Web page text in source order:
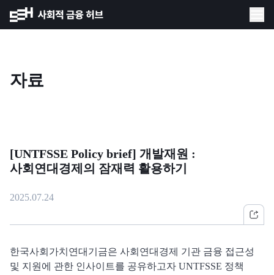
자료
[UNTFSSE Policy brief] 개발재원 :
사회연대경제의 잠재력 활용하기
2025.07.24
한국사회가치연대기금은 사회연대경제 기관 금융 접근성
및 지원에 관한 인사이트를 공유하고자 UNTFSSE 정책